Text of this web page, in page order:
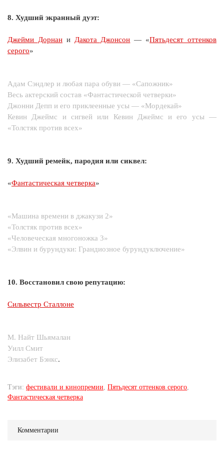
8. Худший экранный дуэт:
Джейми Дорнани Дакота Джонсон — «Пятьдесят оттенков
серого»
Адам Сэндлер и любая пара обуви — «Сапожник»
Весь актерский состав «Фантастической четверки»
Джонни Депп и его приклеенные усы — «Мордекай»
Кевин Джеймс и сигвей или Кевин Джеймс и его усы —
«Толстяк против всех»
9. Худший ремейк, пародия или сиквел:
«Фантастическая четверка»
«Машина времени в джакузи 2»
«Толстяк против всех»
«Человеческая многоножка 3»
«Элвин и бурундуки: Грандиозное бурундуключение»
10. Восстановил свою репутацию:
Сильвестр Сталлоне
М. Найт Шьямалан
Уилл Смит
Элизабет Бэнкс.
Тэги: фестивали и кинопремии, Пятьдесят оттенков серого,
Фантастическая четверка
Комментарии